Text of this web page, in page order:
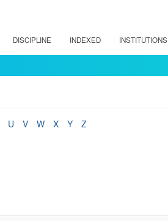
DISCIPLINE INDEXED INSTITUTIONS
U V W X Y Z